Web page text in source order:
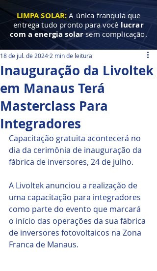
LIMPA SOLAR:A única franquia que
entrega tudo pronto para você lucrar
com a energia solar sem complicação.
Inauguração da Livoltek
em Manaus Terá
Masterclass Para
Integradores
18 de jul. de 2024 2 min de leitura
Capacitação gratuita acontecerá no
dia da cerimônia de inauguração da
fábrica de inversores, 24 de julho.
A Livoltek anunciou a realização de
uma capacitação para integradores
como parte do evento que marcará
o início das operações da sua fábrica
de inversores fotovoltaicos na Zona
Franca de Manaus.